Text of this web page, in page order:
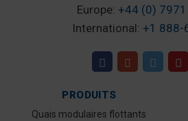
Europe: +44 (0)
International: +1 888-
PRODUITS
Quais modulaires flottants